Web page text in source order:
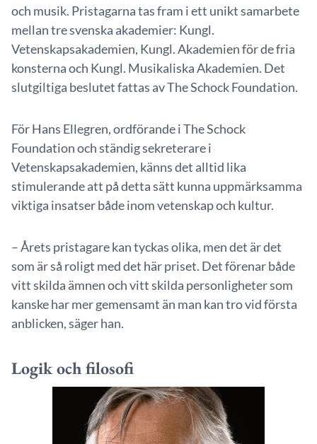
och musik. Pristagarna tas fram i ett unikt samarbete
mellan tre svenska akademier: Kungl.
Vetenskapsakademien, Kungl. Akademien för de fria
konsterna och Kungl. Musikaliska Akademien. Det
slutgiltiga beslutet fattas av The Schock Foundation.
För Hans Ellegren, ordförande i The Schock
Foundation och ständig sekreterare i
Vetenskapsakademien, känns det alltid lika
stimulerande att på detta sätt kunna uppmärksamma
viktiga insatser både inom vetenskap och kultur.
– Årets pristagare kan tyckas olika, men det är det
som är så roligt med det här priset. Det förenar både
vitt skilda ämnen och vitt skilda personligheter som
kanske har mer gemensamt än man kan tro vid första
anblicken, säger han.
Logik och filosofi